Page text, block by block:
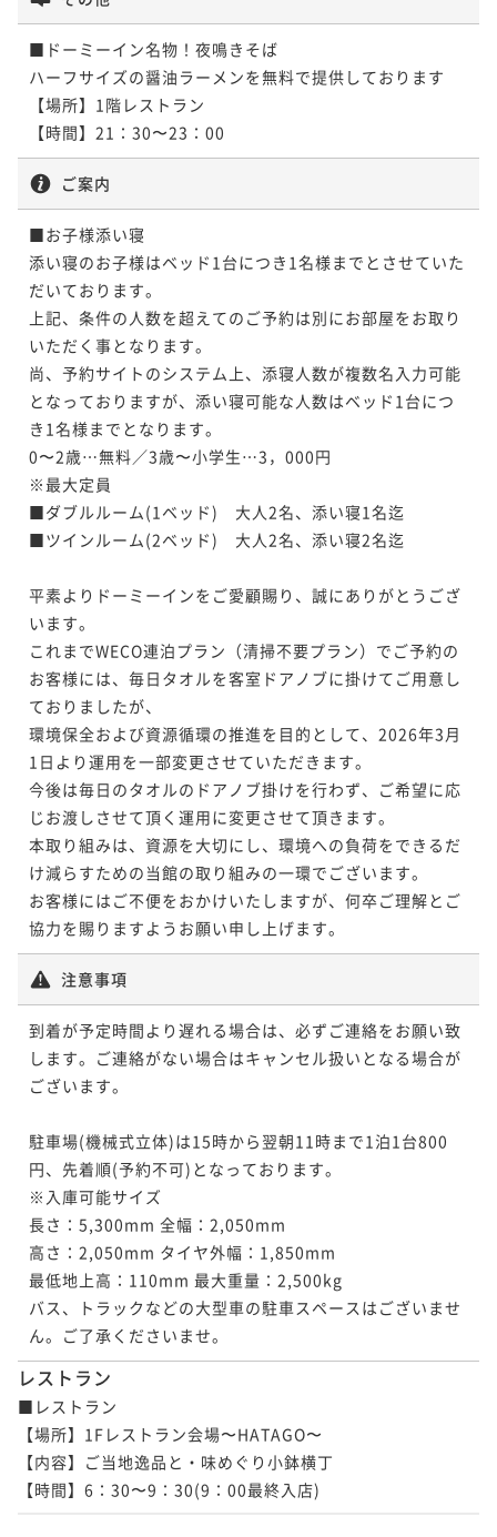
■ドーミーイン名物！夜鳴きそば
ハーフサイズの醤油ラーメンを無料で提供しております
【場所】1階レストラン
【時間】21：30〜23：00
ご案内
■お子様添い寝
添い寝のお子様はベッド1台につき1名様までとさせていた
だいております。
上記、条件の人数を超えてのご予約は別にお部屋をお取り
いただく事となります。
尚、予約サイトのシステム上、添寝人数が複数名入力可能
となっておりますが、添い寝可能な人数はベッド1台につ
き1名様までとなります。
0〜2歳…無料／3歳〜小学生…3，000円
※最大定員
■ダブルルーム(1ベッド)　大人2名、添い寝1名迄
■ツインルーム(2ベッド)　大人2名、添い寝2名迄
平素よりドーミーインをご愛顧賜り、誠にありがとうござ
います。
これまでWECO連泊プラン（清掃不要プラン）でご予約の
お客様には、毎日タオルを客室ドアノブに掛けてご用意し
ておりましたが、
環境保全および資源循環の推進を目的として、2026年3月
1日より運用を一部変更させていただきます。
今後は毎日のタオルのドアノブ掛けを行わず、ご希望に応
じお渡しさせて頂く運用に変更させて頂きます。
本取り組みは、資源を大切にし、環境への負荷をできるだ
け減らすための当館の取り組みの一環でございます。
お客様にはご不便をおかけいたしますが、何卒ご理解とご
協力を賜りますようお願い申し上げます。
注意事項
到着が予定時間より遅れる場合は、必ずご連絡をお願い致
します。ご連絡がない場合はキャンセル扱いとなる場合が
ございます。
駐車場(機械式立体)は15時から翌朝11時まで1泊1台800
円、先着順(予約不可)となっております。
※入庫可能サイズ
長さ：5,300mm 全幅：2,050mm
高さ：2,050mm タイヤ外幅：1,850mm
最低地上高：110mm 最大重量：2,500kg
バス、トラックなどの大型車の駐車スペースはございませ
ん。ご了承くださいませ。
レストラン
■レストラン
【場所】1Fレストラン会場〜HATAGO〜
【内容】ご当地逸品と・味めぐり小鉢横丁
【時間】6：30〜9：30(9：00最終入店)